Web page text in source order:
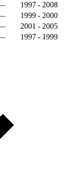
1997 - 2008
1999 - 2000
2001 - 2005
1997 - 1999